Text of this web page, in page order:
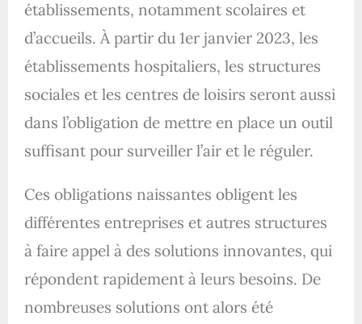
établissements, notamment scolaires et
d’accueils. À partir du 1er janvier 2023, les
établissements hospitaliers, les structures
sociales et les centres de loisirs seront aussi
dans l’obligation de mettre en place un outil
suffisant pour surveiller l’air et le réguler.
Ces obligations naissantes obligent les
différentes entreprises et autres structures
à faire appel à des solutions innovantes, qui
répondent rapidement à leurs besoins. De
nombreuses solutions ont alors été